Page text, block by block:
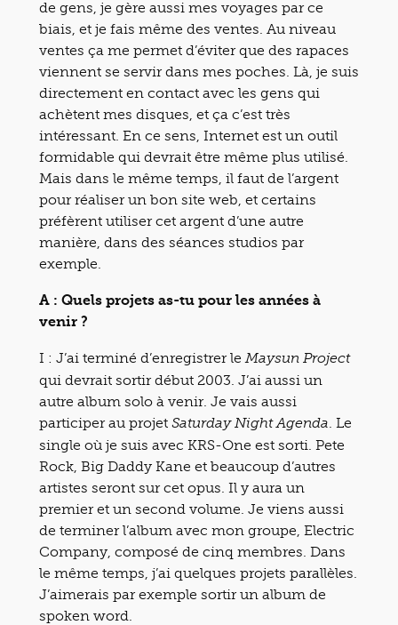
de gens, je gère aussi mes voyages par ce
biais, et je fais même des ventes. Au niveau
ventes ça me permet d’éviter que des rapaces
viennent se servir dans mes poches. Là, je suis
directement en contact avec les gens qui
achètent mes disques, et ça c’est très
intéressant. En ce sens, Internet est un outil
formidable qui devrait être même plus utilisé.
Mais dans le même temps, il faut de l’argent
pour réaliser un bon site web, et certains
préfèrent utiliser cet argent d’une autre
manière, dans des séances studios par
exemple.
A : Quels projets as-tu pour les années à
venir ?
I : J’ai terminé d’enregistrer le Maysun Project
qui devrait sortir début 2003. J’ai aussi un
autre album solo à venir. Je vais aussi
participer au projet Saturday Night Agenda . Le
single où je suis avec KRS-One est sorti. Pete
Rock, Big Daddy Kane et beaucoup d’autres
artistes seront sur cet opus. Il y aura un
premier et un second volume. Je viens aussi
de terminer l’album avec mon groupe, Electric
Company, composé de cinq membres. Dans
le même temps, j’ai quelques projets parallèles.
J’aimerais par exemple sortir un album de
spoken word.